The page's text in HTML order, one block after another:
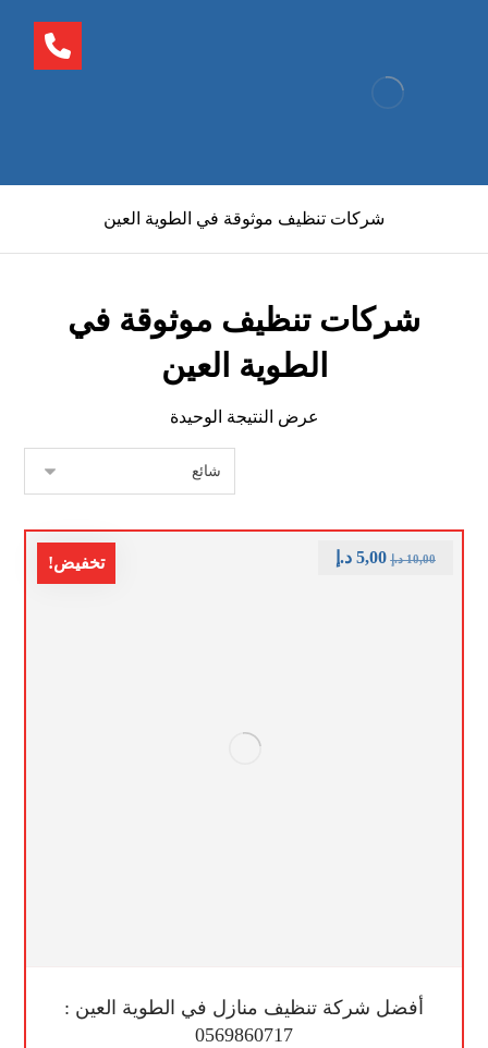
شركات تنظيف موثوقة في الطوية العين
شركات تنظيف موثوقة في
الطوية العين
عرض النتيجة الوحيدة
تخفيض!
أفضل شركة تنظيف منازل في الطوية العين :
0569860717
10,00 د.إ 5,00 د.إ